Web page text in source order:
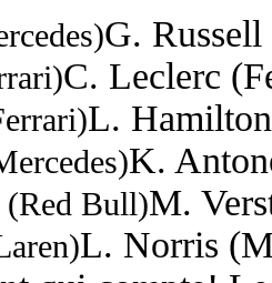
G.
C. Leclerc
L.
K.
M.
L. Norris